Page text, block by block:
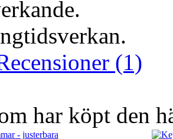
(1)
har köpt den